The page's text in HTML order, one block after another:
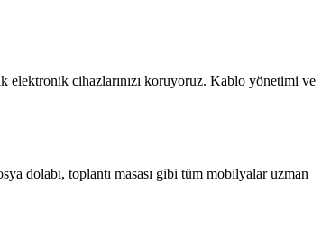
elektronik cihazlarınızı koruyoruz. Kablo yönetimi ve
dolabı, toplantı masası gibi tüm mobilyalar uzman